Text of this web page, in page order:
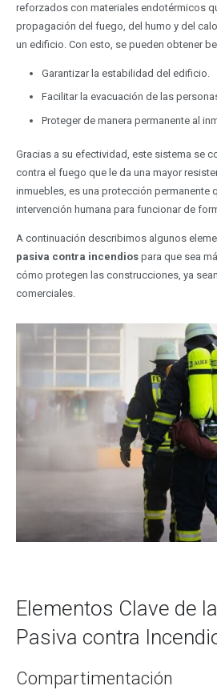
reforzados con materiales endotérmicos
propagación del fuego, del humo y del
un edificio. Con esto, se pueden obtener
Garantizar la estabilidad del edificio.
Facilitar la evacuación de las
Proteger de manera permanente al
Gracias a su efectividad, este sistema se
contra el fuego que le da una mayor
inmuebles, es una protección permanente
intervención humana para funcionar de
A continuación describimos algunos
pasiva contra incendios para que sea
cómo protegen las construcciones, ya
comerciales.
Elementos Clave de
Pasiva contra
Compartimentación